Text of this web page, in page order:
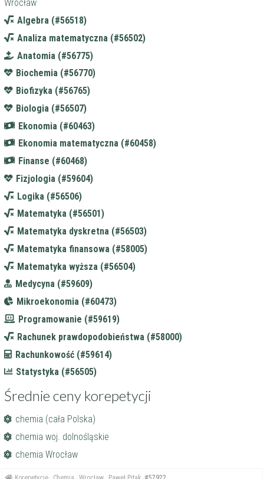
Wrocław
Algebra (#56518)
Analiza matematyczna (#56502)
Anatomia (#56775)
Biochemia (#56770)
Biofizyka (#56765)
Biologia (#56507)
Ekonomia (#60463)
Ekonomia matematyczna (#60458)
Finanse (#60468)
Fizjologia (#59604)
Logika (#56506)
Matematyka (#56501)
Matematyka dyskretna (#56503)
Matematyka finansowa (#58005)
Matematyka wyższa (#56504)
Medycyna (#59609)
Mikroekonomia (#60473)
Programowanie (#59619)
Rachunek prawdopodobieństwa (#58000)
Rachunkowość (#59614)
Statystyka (#56505)
Średnie ceny korepetycji
chemia (cała Polska)
chemia woj. dolnośląskie
chemia Wrocław